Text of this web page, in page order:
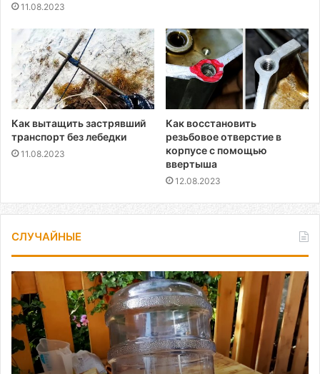
11.08.2023
Как вытащить застрявший
транспорт без лебедки
11.08.2023
Как восстановить
резьбовое отверстие в
корпусе с помощью
ввертыша
12.08.2023
СЛУЧАЙНЫЕ
Как
легко
отмыть
20
литровую
бутыль
от